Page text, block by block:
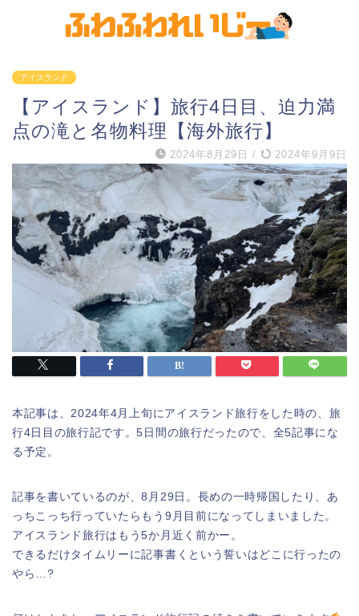
アイスランド
【アイスランド】旅行4日目、迫力満
点の滝と名物料理【海外旅行】
2024年8月29日 / 2024年9月9日
本記事は、2024年4月上旬にアイスランド旅行をした時の、旅
行4日目の旅行記です。5日間の旅行だったので、全5記事にな
る予定。
記事を書いているのが、8月29日。長めの一時帰国したり、あ
っちこっち行っていたらもう9月目前になってしまいました。
アイスランド旅行はもう5か月近く前かー。
できるだけタイムリーに記事書くという誓いはどこに行ったの
やら…?